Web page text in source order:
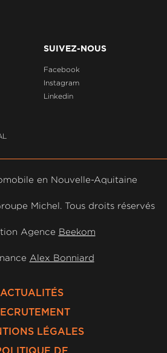
SUIVEZ-NOUS
Facebook
Instagram
Linkedin
en Nouvelle-Aquitaine
Michel. Tous droits réservés
Agence Beekom
Alex Bonniard
ACTUALITÉS
LÉGALES